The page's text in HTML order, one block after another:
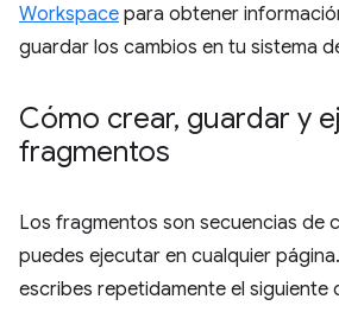
Workspace para obtener
guardar los cambios en tu sistema
Cómo crear, guardar y
fragmentos
Los fragmentos son secuencias de
puedes ejecutar en cualquier
escribes repetidamente el siguiente